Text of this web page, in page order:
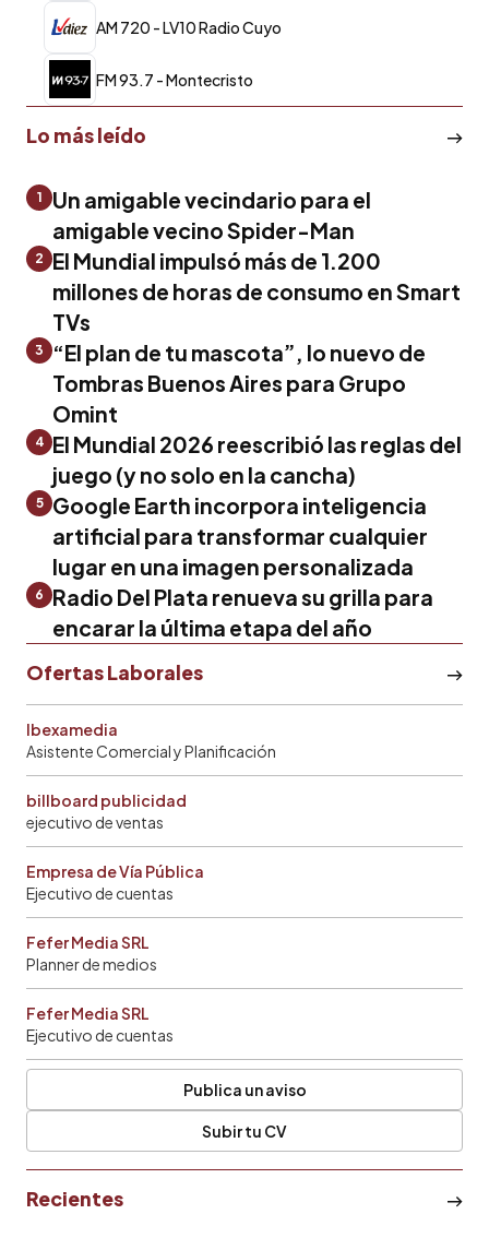
AM 720 - LV10 Radio Cuyo
FM 93.7 - Montecristo
Lo más leído
1
Un amigable vecindario para el
amigable vecino Spider-Man
2
El Mundial impulsó más de 1.200
millones de horas de consumo en Smart
TVs
3
“El plan de tu mascota”, lo nuevo de
Tombras Buenos Aires para Grupo
Omint
4 El Mundial 2026 reescribió las reglas del
juego (y no solo en la cancha)
5
Google Earth incorpora inteligencia
artificial para transformar cualquier
lugar en una imagen personalizada
6
Radio Del Plata renueva su grilla para
encarar la última etapa del año
Ofertas Laborales
Ibexamedia
Asistente Comercial y Planificación
billboard publicidad
ejecutivo de ventas
Empresa de Vía Pública
Ejecutivo de cuentas
Fefer Media SRL
Planner de medios
Fefer Media SRL
Ejecutivo de cuentas
Publica un aviso
Subir tu CV
Recientes